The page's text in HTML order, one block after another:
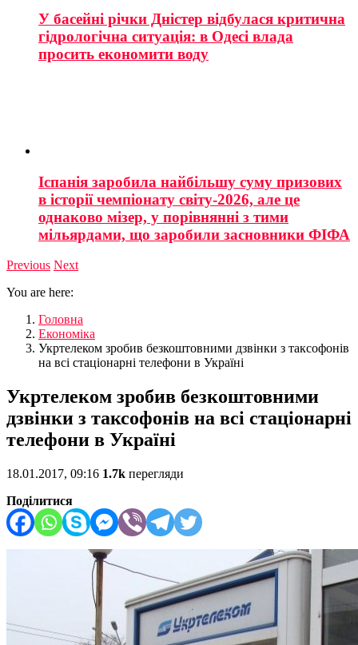
У басейні річки Дністер відбулася критична
гідрологічна ситуація: в Одесі влада
просить економити воду
Іспанія заробила найбільшу суму призових
в історії чемпіонату світу-2026, але це
однаково мізер, у порівнянні з тими
мільярдами, що заробили засновники ФІФА
Previous Next
You are here:
Головна
Економіка
Укртелеком зробив безкоштовними дзвінки з таксофонів
на всі стаціонарні телефони в Україні
Укртелеком зробив безкоштовними
дзвінки з таксофонів на всі стаціонарні
телефони в Україні
18.01.2017, 09:16 1.7k перегляди
Поділитися